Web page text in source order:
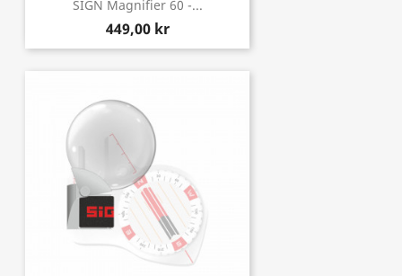
SIGN Magnifier 60 -...
449,00 kr